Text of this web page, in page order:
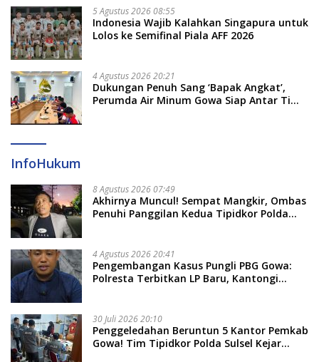
5 Agustus 2026 08:55
Indonesia Wajib Kalahkan Singapura untuk
Lolos ke Semifinal Piala AFF 2026
4 Agustus 2026 20:21
Dukungan Penuh Sang ‘Bapak Angkat’,
Perumda Air Minum Gowa Siap Antar Tim
InfoHukum
8 Agustus 2026 07:49
Akhirnya Muncul! Sempat Mangkir, Ombas
Penuhi Panggilan Kedua Tipidkor Polda
4 Agustus 2026 20:41
Pengembangan Kasus Pungli PBG Gowa:
Polresta Terbitkan LP Baru, Kantongi
30 Juli 2026 20:10
Penggeledahan Beruntun 5 Kantor Pemkab
Gowa! Tim Tipidkor Polda Sulsel Kejar